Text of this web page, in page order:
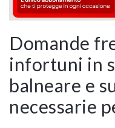
Domande
infortuni in
balneare e
necessarie